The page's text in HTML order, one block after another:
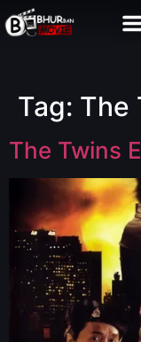
Tag: The
The Twins